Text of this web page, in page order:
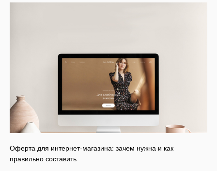
Оферта для интернет-магазина: зачем нужна и как
правильно составить